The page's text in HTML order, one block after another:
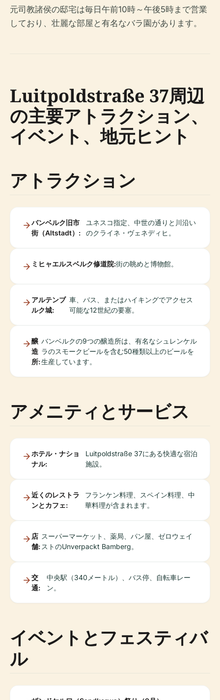
元司教諸侯の邸宅は毎日午前10時～午後5時まで営業
しており、壮麗な部屋と有名なバラ園があります。
Luitpoldstraße 37周辺
の主要アトラクション、
イベント、地元ヒント
アトラクション
バンベルク旧市
街（Altstadt）:
ユネスコ指定、中世の通りと川沿い
のクライネ・ヴェネディヒ。
ミヒャエルスベルク修道院:街の眺めと博物館。
アルテンブ
ルク城:
車、バス、またはハイキングでアクセス
可能な12世紀の要塞。
醸
造
所:
バンベルクの9つの醸造所は、有名なシュレンケル
ラのスモークビールを含む50種類以上のビールを
生産しています。
アメニティとサービス
ホテル・ナショ
ナル:
Luitpoldstraße 37にある快適な宿泊
施設。
近くのレストラ
ンとカフェ:
フランケン料理、スペイン料理、中
華料理が含まれます。
店
舗:
スーパーマーケット、薬局、パン屋、ゼロウェイ
ストのUnverpackt Bamberg。
交
通:
中央駅（340メートル）、バス停、自転車レー
ン。
イベントとフェスティバ
ル